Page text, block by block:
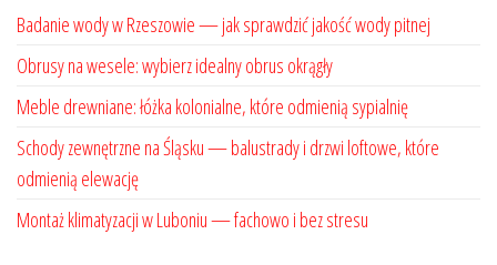
Badanie wody w Rzeszowie — jak sprawdzić jakość wody pitnej
Obrusy na wesele: wybierz idealny obrus okrągły
Meble drewniane: łóżka kolonialne, które odmienią sypialnię
Schody zewnętrzne na Śląsku — balustrady i drzwi loftowe, które
odmienią elewację
Montaż klimatyzacji w Luboniu — fachowo i bez stresu